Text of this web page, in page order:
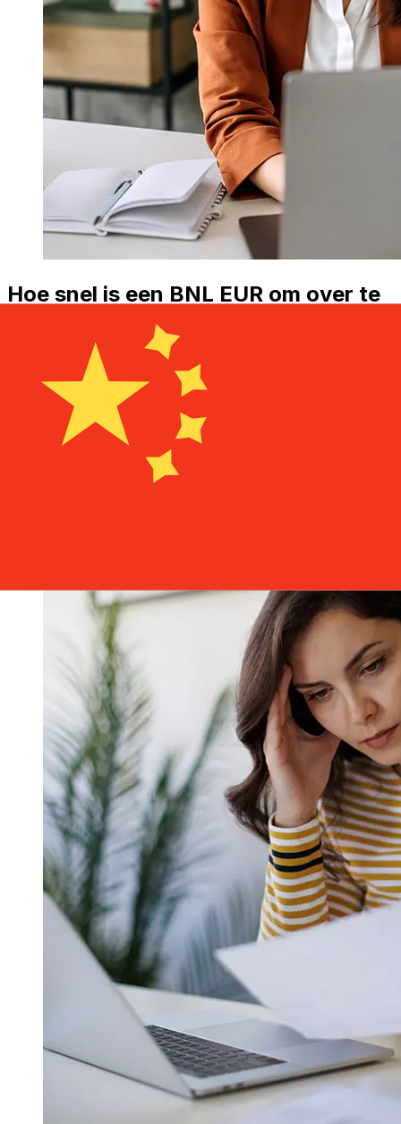
Hoe snel is een BNL EUR om over te
Bezorgtijden voor internationale overboekingen met
BNL van Euro Lidstaten tot China variëren afhankelijk
van de betaalmethode en het tijdstip van transacties.
Internationale bankoverschrijvingen duren meestal 1 tot
5 werkdagen. Factoren zoals feestdagen en
veiligheidscontroles kunnen ook invloed hebben op de
levering. Controleer Banca Nazionale del Lavoro
S.p.Ade afkaptijden om vertragingen te voorkomen.